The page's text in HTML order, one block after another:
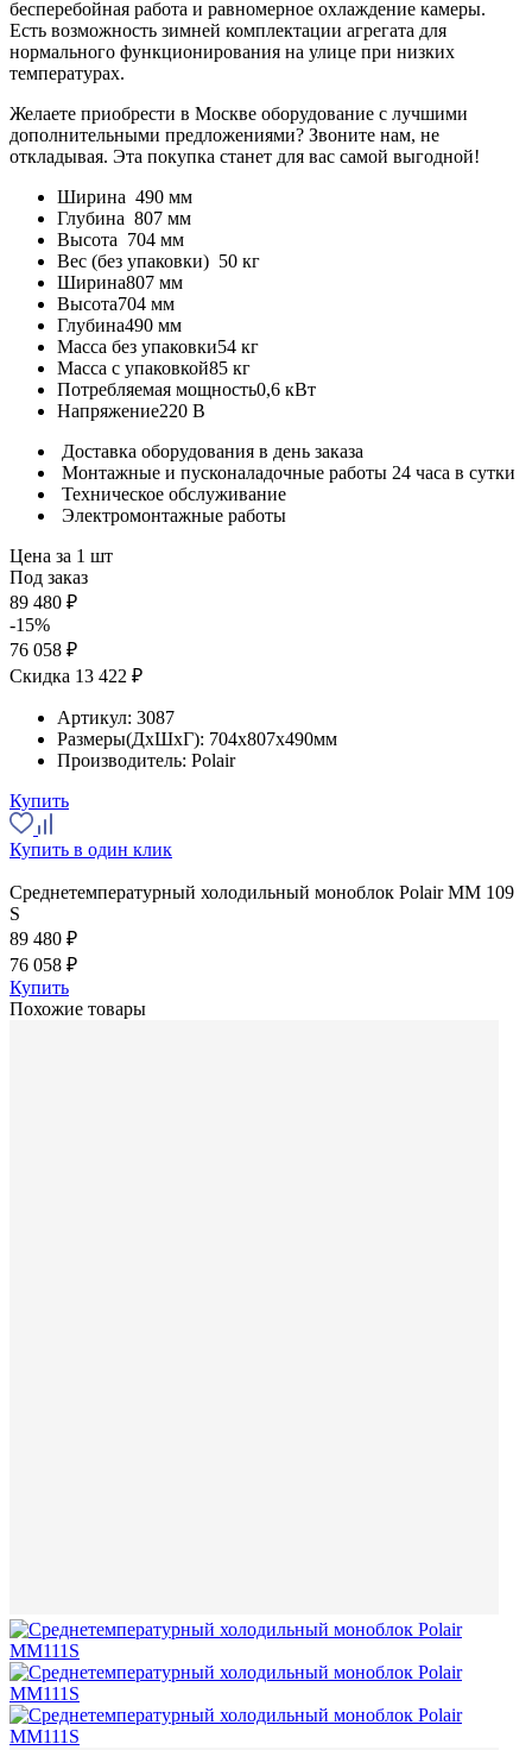
бесперебойная работа и равномерное охлаждение камеры.
Есть возможность зимней комплектации агрегата для
нормального функционирования на улице при низких
температурах.
Желаете приобрести в Москве оборудование с лучшими
дополнительными предложениями? Звоните нам, не
откладывая. Эта покупка станет для вас самой выгодной!
Ширина 490 мм
Глубина 807 мм
Высота 704 мм
Вес (без упаковки) 50 кг
Ширина807 мм
Высота704 мм
Глубина490 мм
Масса без упаковки54 кг
Масса с упаковкой85 кг
Потребляемая мощность0,6 кВт
Напряжение220 В
Доставка оборудования в день заказа
Монтажные и пусконаладочные работы 24 часа в сутки
Техническое обслуживание
Электромонтажные работы
Цена за 1 шт
Под заказ
89 480 ₽
-15%
76 058 ₽
Скидка 13 422 ₽
Артикул: 3087
Размеры(ДхШхГ): 704x807x490мм
Производитель: Polair
Купить
Купить в один клик
Среднетемпературный холодильный моноблок Polair MM 109
S
89 480 ₽
76 058 ₽
Купить
Похожие товары